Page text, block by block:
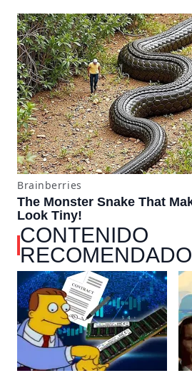
CONTENIDO
RECOMENDADO